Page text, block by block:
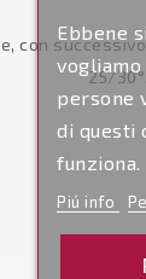
con
25/
Ebbene
persone
di questi
Piú info